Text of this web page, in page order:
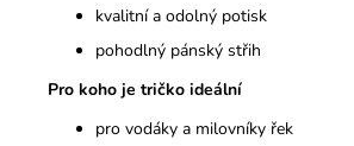
kvalitní a odolný potisk
pohodlný pánský střih
Pro koho je tričko ideální
pro vodáky a milovníky řek